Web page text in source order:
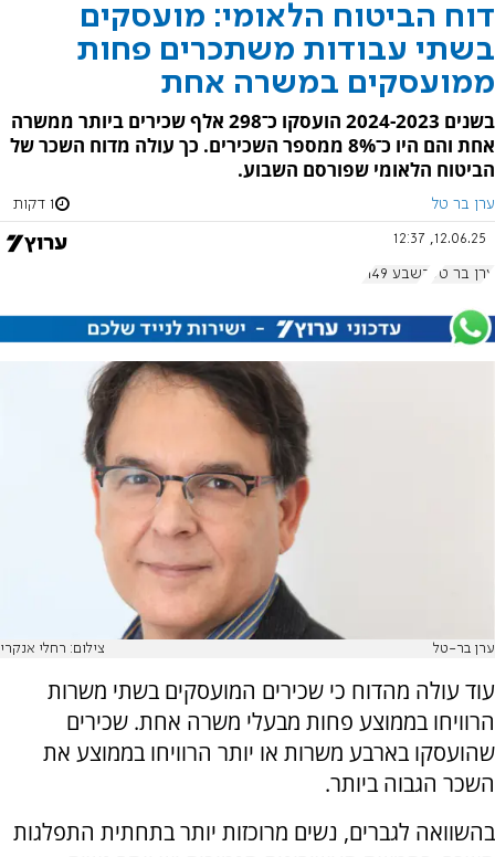
דוח הביטוח הלאומי: מועסקים
בשתי עבודות משתכרים פחות
ממועסקים במשרה אחת
בשנים 2024-2023 הועסקו כ־298 אלף שכירים ביותר ממשרה
אחת והם היו כ־8% ממספר השכירים. כך עולה מדוח השכר של
הביטוח הלאומי שפורסם השבוע.
ערן בר טל 1 דקות
12.06.25, 12:37
ערן בר טל בשבע 1149
ערן בר-טל צילום: רחלי אנקרי
עוד עולה מהדוח כי שכירים המועסקים בשתי משרות
הרוויחו בממוצע פחות מבעלי משרה אחת. שכירים
שהועסקו בארבע משרות או יותר הרוויחו בממוצע את
השכר הגבוה ביותר.
בהשוואה לגברים, נשים מרוכזות יותר בתחתית התפלגות